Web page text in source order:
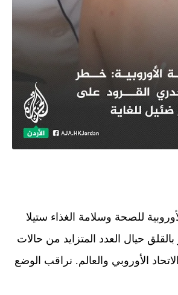
للصحة وسلامة الغذاء ستيلا
حيال العدد المتزايد من حالات
الأوروبي والعالم. نراقب الوضع